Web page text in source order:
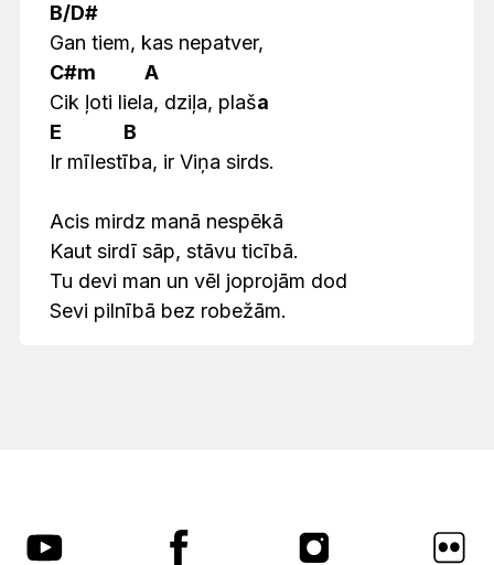
B/D#
Gan tiem, kas nepatver,
C#m A
Cik ļoti liela, dziļa, plaša
E B
Ir mīlestība, ir Viņa sirds.
Acis mirdz manā nespēkā
Kaut sirdī sāp, stāvu ticībā.
Tu devi man un vēl joprojām dod
Sevi pilnībā bez robežām.